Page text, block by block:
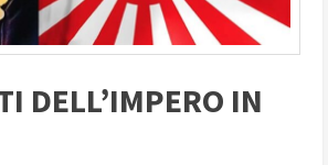
DELL’IMPERO IN